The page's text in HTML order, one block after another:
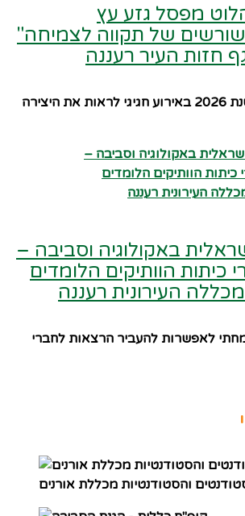
מפסל גזע עץ
של תקווה לצמיחה"
חזות העיר רעננה
באקולוגיה וסביבה –
כיתות הוותיקים הלומדים
העירונית רעננה
שנת 2025 שמחתי לאפשרות להעביר הרצאות לחברי
והסטודנטיות מכללת אורנים